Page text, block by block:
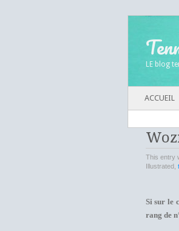
LE blog
Menu
SKIP TO
ACCUEIL
This entry
Illustrated,
Si sur le
rang de